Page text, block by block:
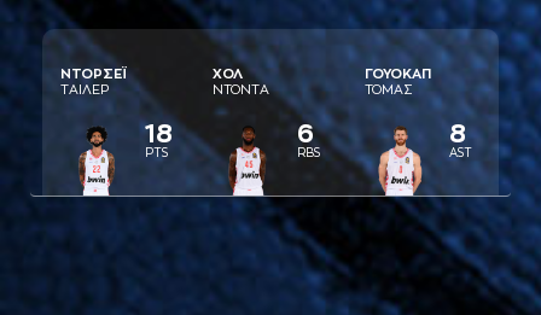
ΝΤΟΡΣΕΪ
ΤAΙΛΕΡ
18
PTS
ΧΟΛ
ΝΤΟΝΤA
6
RBS
ΓΟΥΟΚAΠ
ΤΟΜAΣ
8
AST